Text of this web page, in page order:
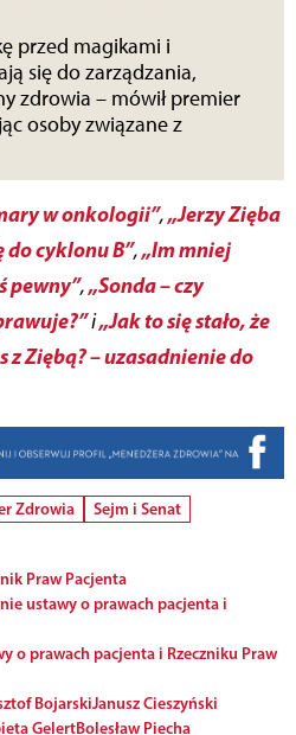
przed magikami i
się do zarządzania,
zdrowia – mówił premier
osoby związane z
w onkologii”,„Jerzy Zięba
cyklonu B”,„Im mniej
pewny”,„Sonda – czy
i„Jak to się stało, że
z Ziębą? – uzasadnienie do
Zdrowia
Sejm i Senat
Praw Pacjenta
ustawy o prawach pacjenta i
o prawach pacjenta i Rzeczniku Praw
BojarskiJanusz Cieszyński
GelertBolesław Piecha